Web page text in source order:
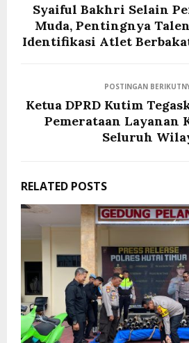
Syaiful Bakhri Selain
Muda, Pentingnya
Identifikasi Atlet
POSTINGAN
Ketua DPRD Kutim
Pemerataan Layanan
Seluruh
RELATED POSTS